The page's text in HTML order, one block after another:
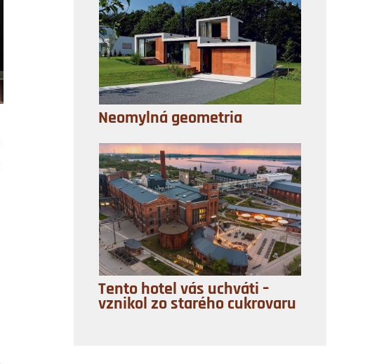
Neomylná geometria
Tento hotel vás uchváti –
vznikol zo starého cukrovaru